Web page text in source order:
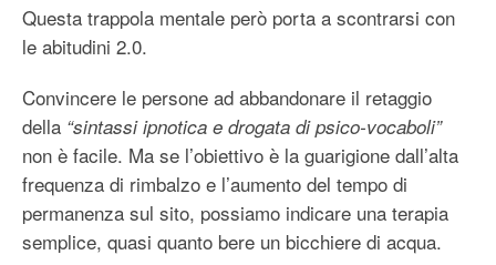
Questa trappola mentale però porta a scontrarsi con
le abitudini 2.0.
Convincere le persone ad abbandonare il retaggio
della “sintassi ipnotica e drogata di psico-vocaboli”
non è facile. Ma se l’obiettivo è la guarigione dall’alta
frequenza di rimbalzo e l’aumento del tempo di
permanenza sul sito, possiamo indicare una terapia
semplice, quasi quanto bere un bicchiere di acqua.